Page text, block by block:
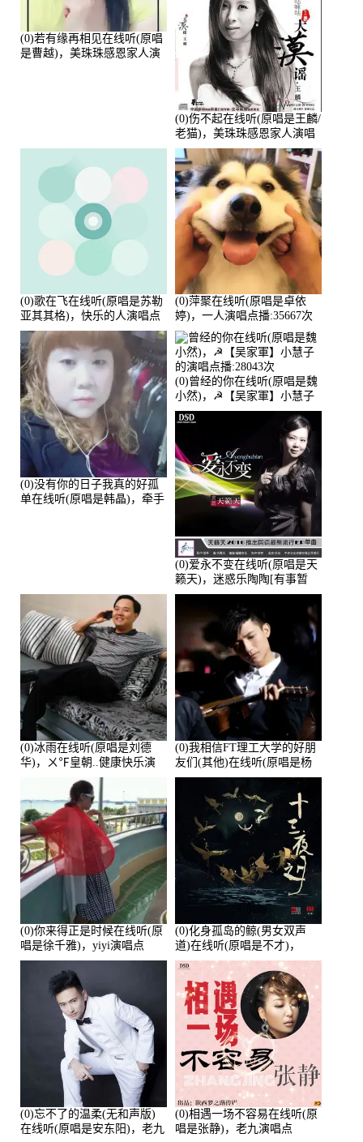
(0)若有缘再相见在线听(原唱
是曹越)，美珠珠感恩家人演
(0)伤不起在线听(原唱是王麟/
老猫)，美珠珠感恩家人演唱
点播:80218次
(0)歌在飞在线听(原唱是苏勒
亚其其格)，快乐的人演唱点
播:36次
(0)萍聚在线听(原唱是卓依
婷)，一人演唱点播:35667次
(0)没有你的日子我真的好孤
单在线听(原唱是韩晶)，牵手
(0)曾经的你在线听(原唱是魏
小然)，☭【吴家軍】小慧子
的演唱点播:28043次
(0)爱永不变在线听(原唱是天
籁天)，迷惑乐陶陶[有事暂
离]演唱点播:27678次
(0)冰雨在线听(原唱是刘德
华)，ㄨ℉皇朝..健康快乐演
唱点播:26643次
(0)我相信FT理工大学的好朋
友们(其他)在线听(原唱是杨
培安)，老乔演唱点播:23714
(0)你来得正是时候在线听(原
唱是徐千雅)，yiyi演唱点
播:21991次
(0)化身孤岛的鲸(男女双声
道)在线听(原唱是不才)，
HGBai演唱点播:19428次
(0)忘不了的温柔(无和声版)
在线听(原唱是安东阳)，老九
(0)相遇一场不容易在线听(原
唱是张静)，老九演唱点